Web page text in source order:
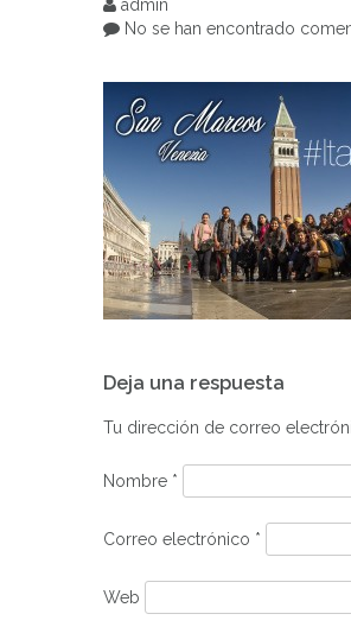
admin
No se han encontrado
de
entradas
Deja una respuesta
Tu dirección de correo
Nombre *
Correo electrónico *
Web